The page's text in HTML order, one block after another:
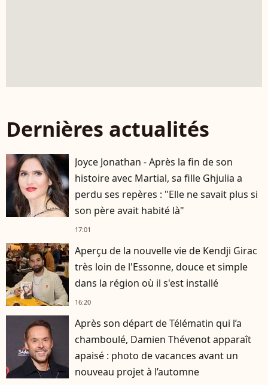
Dernières actualités
Joyce Jonathan - Après la fin de son
histoire avec Martial, sa fille Ghjulia a
perdu ses repères : "Elle ne savait plus si
son père avait habité là"
17:01
Aperçu de la nouvelle vie de Kendji Girac
très loin de l'Essonne, douce et simple
dans la région où il s'est installé
16:20
Après son départ de Télématin qui l’a
chamboulé, Damien Thévenot apparaît
apaisé : photo de vacances avant un
nouveau projet à l’automne